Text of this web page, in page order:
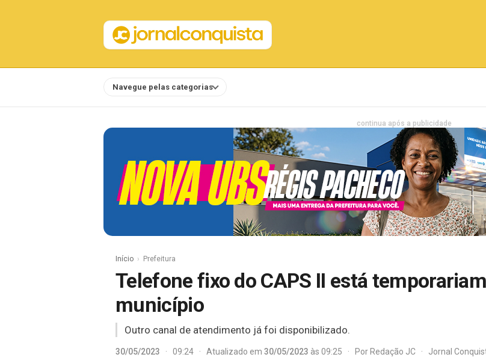
Navegue pelas categorias
continua após a publicidade
Início Prefeitura
Telefone fixo do CAPS II está
município
Outro canal de atendimento já foi disponibilizado.
30/05/2023 · 09:24 · Atualizado em 30/05/2023 às 09:25 · PorRedação JC · Jornal